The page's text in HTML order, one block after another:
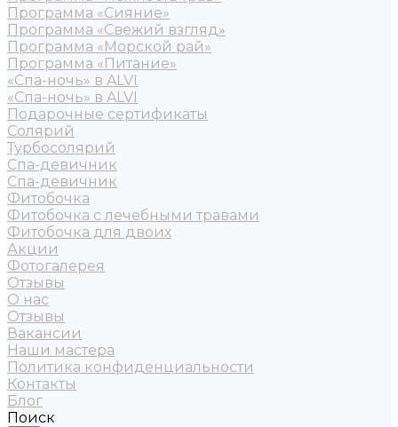
Программа «Сияние»
Программа «Свежий взгляд»
Программа «Морской рай»
Программа «Питание»
«Спа-ночь» в ALVI
«Спа-ночь» в ALVI
Подарочные сертификаты
Солярий
Турбосолярий
Спа-девичник
Спа-девичник
Фитобочка
Фитобочка с лечебными травами
Фитобочка для двоих
Акции
Фотогалерея
Отзывы
О нас
Отзывы
Вакансии
Наши мастера
Политика конфиденциальности
Контакты
Блог
Поиск